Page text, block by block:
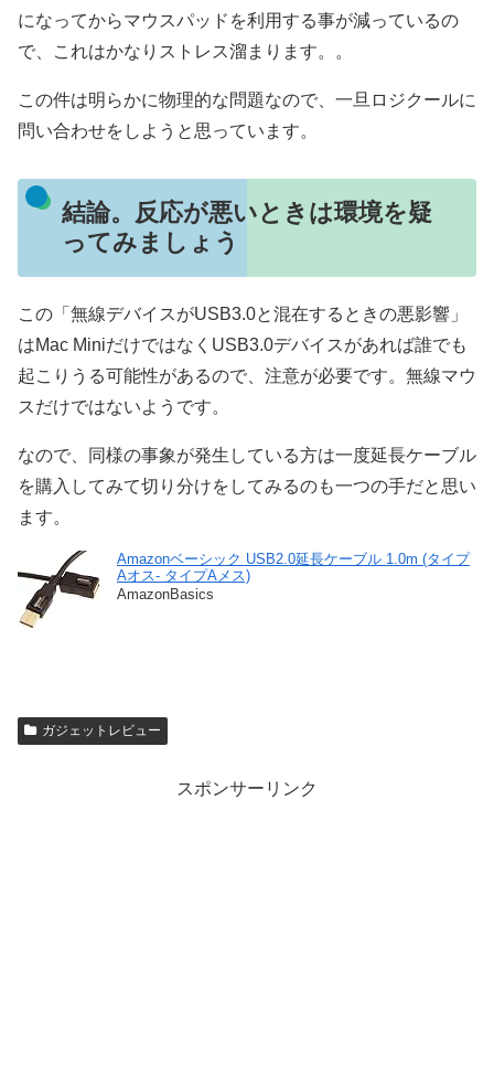
になってからマウスパッドを利用する事が減っているの
で、これはかなりストレス溜まります。。
この件は明らかに物理的な問題なので、一旦ロジクールに
問い合わせをしようと思っています。
結論。反応が悪いときは環境を疑
ってみましょう
この「無線デバイスがUSB3.0と混在するときの悪影響」
はMac MiniだけではなくUSB3.0デバイスがあれば誰でも
起こりうる可能性があるので、注意が必要です。無線マウ
スだけではないようです。
なので、同様の事象が発生している方は一度延長ケーブル
を購入してみて切り分けをしてみるのも一つの手だと思い
ます。
Amazonベーシック USB2.0延長ケーブル 1.0m (タイプ
Aオス- タイプAメス)
AmazonBasics
ガジェットレビュー
スポンサーリンク